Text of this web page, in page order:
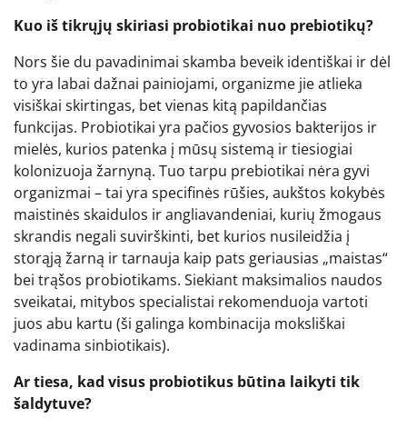
Kuo iš tikrųjų skiriasi probiotikai nuo prebiotikų?
Nors šie du pavadinimai skamba beveik identiškai ir dėl
to yra labai dažnai painiojami, organizme jie atlieka
visiškai skirtingas, bet vienas kitą papildančias
funkcijas. Probiotikai yra pačios gyvosios bakterijos ir
mielės, kurios patenka į mūsų sistemą ir tiesiogiai
kolonizuoja žarnyną. Tuo tarpu prebiotikai nėra gyvi
organizmai – tai yra specifinės rūšies, aukštos kokybės
maistinės skaidulos ir angliavandeniai, kurių žmogaus
skrandis negali suvirškinti, bet kurios nusileidžia į
storąją žarną ir tarnauja kaip pats geriausias „maistas“
bei trąšos probiotikams. Siekiant maksimalios naudos
sveikatai, mitybos specialistai rekomenduoja vartoti
juos abu kartu (ši galinga kombinacija moksliškai
vadinama sinbiotikais).
Ar tiesa, kad visus probiotikus būtina laikyti tik
šaldytuve?